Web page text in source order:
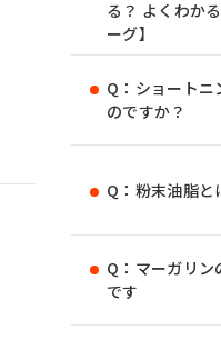
る？ よくわか
ーグ】
Q：ショートニ
のですか？
Q：粉末油脂と
Q：マーガリン
です